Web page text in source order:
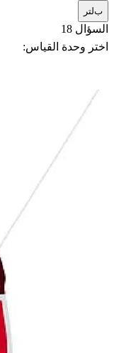
بلتر
السؤال 18
اختر وحدة القياس: